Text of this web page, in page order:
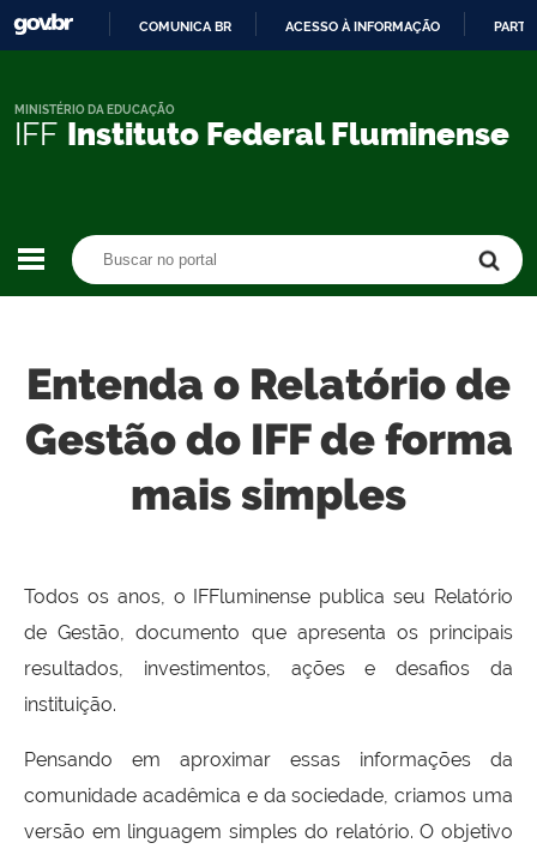
CONTEÚDO
COMUNICA BR ACESSO À INFORMAÇÃO
IFF Instituto Federal Fluminense
MINISTÉRIO DA EDUCAÇÃO
Entenda o Relatório de
Gestão do IFF de forma
mais simples
Todos os anos, o IFFluminense publica seu Relatório
de Gestão, documento que apresenta os principais
resultados, investimentos, ações e desafios da
instituição.
Pensando em aproximar essas informações da
comunidade acadêmica e da sociedade, criamos uma
versão em linguagem simples do relatório. O objetivo